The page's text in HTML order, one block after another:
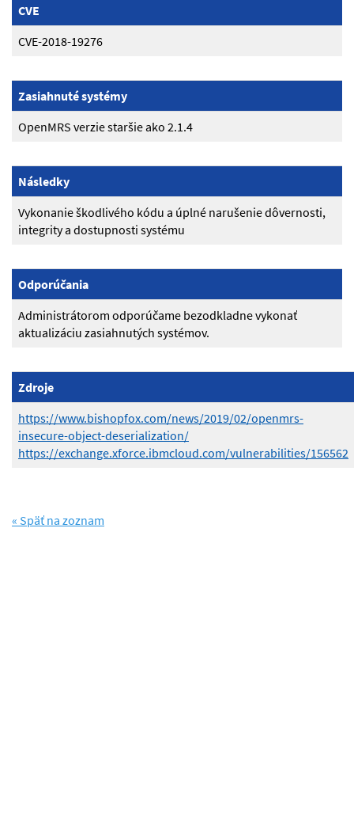
CVE
CVE-2018-19276
Zasiahnuté systémy
OpenMRS verzie staršie ako 2.1.4
Následky
Vykonanie škodlivého kódu a úplné narušenie dôvernosti,
integrity a dostupnosti systému
Odporúčania
Administrátorom odporúčame bezodkladne vykonať
aktualizáciu zasiahnutých systémov.
Zdroje
https://www.bishopfox.com/news/2019/02/openmrs-
insecure-object-deserialization/
https://exchange.xforce.ibmcloud.com/vulnerabilities/156562
« Späť na zoznam